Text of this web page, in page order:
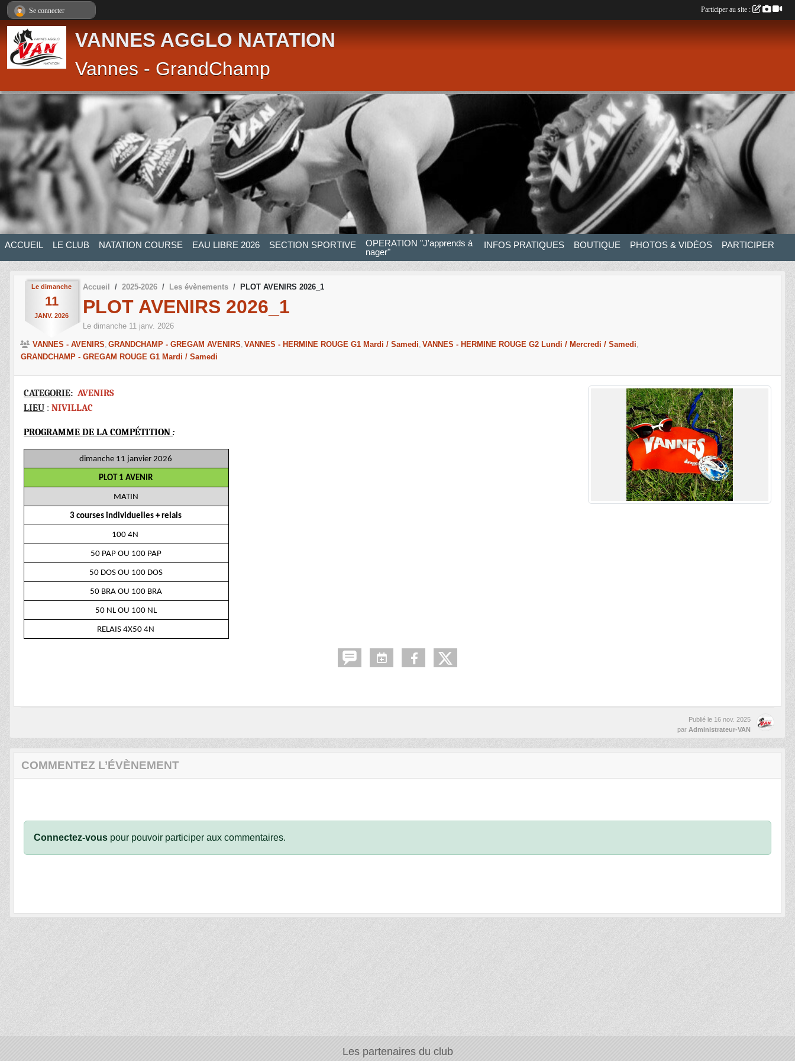
VANNES AGGLO NATATION
Vannes - GrandChamp
ACCUEIL LE CLUB NATATION COURSE EAU LIBRE 2026 SECTION SPORTIVE
OPERATION "J'apprends à
nager"
INFOS PRATIQUES BOUTIQUE PHOTOS & VIDÉOS PARTICIPER
Le dimanche
11
JANV. 2026
Accueil 2025-2026 Les évènements PLOT AVENIRS 2026_1
PLOT AVENIRS 2026_1
Le dimanche 11 janv. 2026
VANNES - AVENIRS GRANDCHAMP - GREGAM AVENIRS VANNES - HERMINE ROUGE G1 Mardi / Samedi VANNES - HERMINE ROUGE G2 Lundi / Mercredi / Samedi
GRANDCHAMP - GREGAM ROUGE G1 Mardi / Samedi
CATEGORIE: AVENIRS
LIEU : NIVILLAC
PROGRAMME DE LA COMPÉTITION :
dimanche 11 janvier 2026
PLOT 1 AVENIR
MATIN
3 courses individuelles + relais
100 4N
50 PAP OU 100 PAP
50 DOS OU 100 DOS
50 BRA OU 100 BRA
50 NL OU 100 NL
RELAIS 4X50 4N
Publié le 16 nov. 2025
par Administrateur-VAN
COMMENTEZ L’ÉVÈNEMENT
Connectez-vous pour pouvoir participer aux commentaires.
Les partenaires du club
Se connecter Participer au site :
Panneau de gestion des cookies